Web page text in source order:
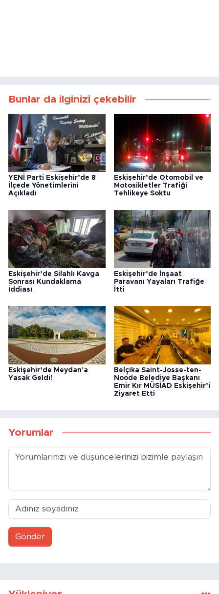
Bunlar da ilginizi çekebilir
YENİ Parti Eskişehir’de 8
İlçede Yönetimlerini
Açıkladı
Eskişehir’de Otomobil ve
Motosikletler Trafiği
Tehlikeye Soktu
Eskişehir’de Silahlı Kavga
Sonrası Kundaklama
İddiası
Eskişehir’de İnşaat
Paravanı Yayaları Trafiğe
İtti
Eskişehir’de Meydan'a
Yasak Geldi!
Belçika Saint-Josse-ten-
Noode Belediye Başkanı
Emir Kır MÜSİAD Eskişehir’i
Ziyaret Etti
Yorumlar
Gönder